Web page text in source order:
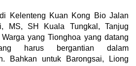
Kelenteng Kuan Kong Bio Jalan
MS, SH Kuala Tungkal, Tanjug
yang Tionghoa yang datang
harus bergantian dalam
Bahkan untuk Barongsai, Liong